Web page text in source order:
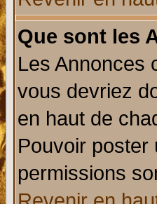
Que sont les
Les Annonces
vous devriez
en haut de
Pouvoir poster
permissions